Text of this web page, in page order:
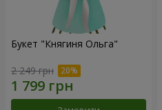
Букет "Княгиня Ольга"
2 249 грн